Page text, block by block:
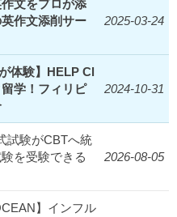
作文をプロが添
作文添削サー
2025-03-24
体験】HELP Cl
学！フィリピ
2024-10-31
試験がCBTへ統
を受験できる
2026-08-05
】インフル